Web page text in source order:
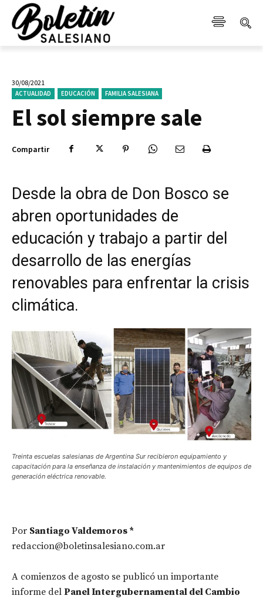
30/08/2021
ACTUALIDAD EDUCACIÓN FAMILIA SALESIANA
El sol siempre sale
Compartir
Desde la obra de Don Bosco se
abren oportunidades de
educación y trabajo a partir del
desarrollo de las energías
renovables para enfrentar la crisis
climática.
Treinta escuelas salesianas de Argentina Sur recibieron equipamiento y
capacitación para la enseñanza de instalación y mantenimientos de equipos de
generación eléctrica renovable.
Por Santiago Valdemoros *
redaccion@boletinsalesiano.com.ar
A comienzos de agosto se publicó un importante
informe del Panel Intergubernamental del Cambio